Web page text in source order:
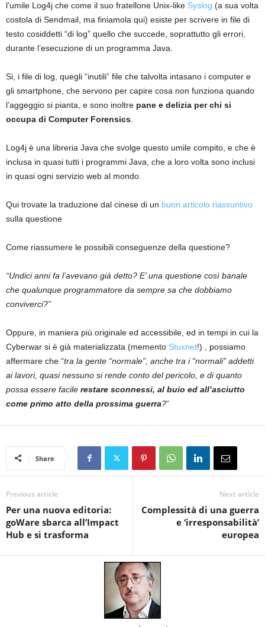
l’umile Log4j che come il suo fratellone Unix-like Syslog (a sua volta
costola di Sendmail, ma finiamola qui) esiste per scrivere in file di
testo cosiddetti “di log” quello che succede, soprattutto gli errori,
durante l’esecuzione di un programma Java.
Si, i file di log, quegli “inutili” file che talvolta intasano i computer e
gli smartphone, che servono per capire cosa non funziona quando
l’aggeggio si pianta, e sono inoltre pane e delizia per chi si
occupa di Computer Forensics
Log4j è una libreria Java che svolge questo umile compito, e che è
inclusa in quasi tutti i programmi Java, che a loro volta sono inclusi
in quasi ogni servizio web al mondo.
Qui trovate la traduzione dal cinese di un buon articolo riassuntivo
sulla questione
Come riassumere le possibili conseguenze della questione?
“Undici anni fa l’avevano già detto? E’ una questione così banale
che qualunque programmatore da sempre sa che dobbiamo
conviverci?”
Oppure, in maniera più originale ed accessibile, ed in tempi in cui la
Cyberwar si è già materializzata (memento Stuxnet!) , possiamo
affermare che “tra la gente “normale”, anche tra i “normali” addetti
ai lavori, quasi nessuno si rende conto del pericolo, e di quanto
possa essere facile restare sconnessi, al buio ed all’asciutto
come primo atto della prossima guerra?”
Share
Previous article
Per una nuova editoria:
goWare sbarca all’Impact
Hub e si trasforma
Next article
Complessità di una guerra
e ‘irresponsabilità’
europea